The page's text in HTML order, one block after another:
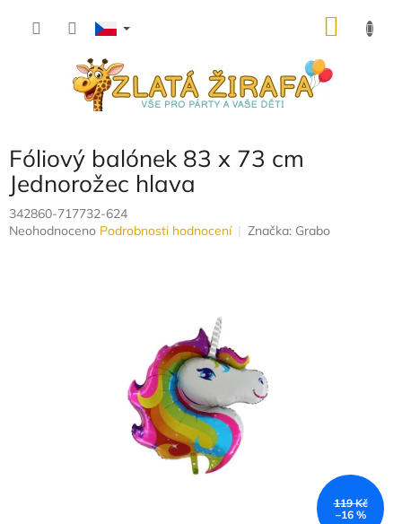
Fóliový balónek 83 x 73 cm
Jednorožec hlava
342860-717732-624
Průměrné
Neohodnoceno Podrobnosti hodnocení Značka: Grabo
119 Kč
–16 %